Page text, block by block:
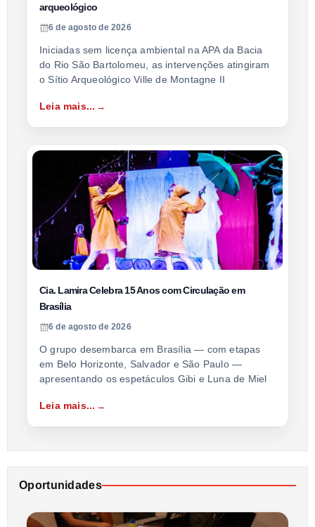
arqueológico
6 de agosto de 2026
Iniciadas sem licença ambiental na APA da Bacia
do Rio São Bartolomeu, as intervenções atingiram
o Sítio Arqueológico Ville de Montagne II
Leia mais...
Cia. Lamira Celebra 15 Anos com Circulação em
Brasília
6 de agosto de 2026
O grupo desembarca em Brasília — com etapas
em Belo Horizonte, Salvador e São Paulo —
apresentando os espetáculos Gibi e Luna de Miel
Leia mais...
Oportunidades